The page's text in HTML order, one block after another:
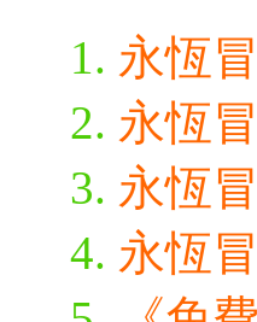
永恆
永恆
永恆
永恆